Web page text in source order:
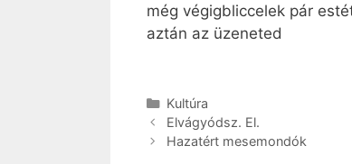
még végigbliccelek pár
aztán az üzeneted
Kategória
Kultúra
Elvágyódsz. El.
Hazatért mesemondók